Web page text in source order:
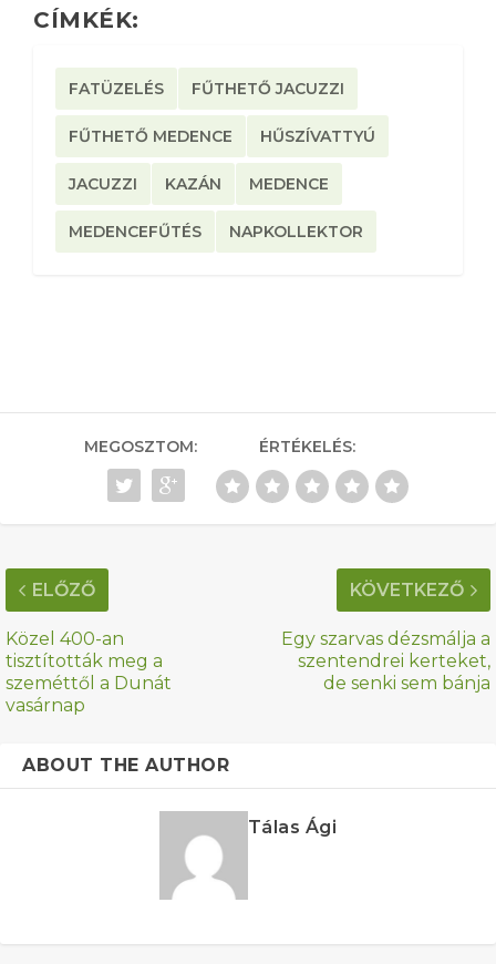
CÍMKÉK:
FATÜZELÉS FŰTHETŐ JACUZZI
FŰTHETŐ MEDENCE HŰSZÍVATTYÚ
JACUZZI KAZÁN MEDENCE
MEDENCEFŰTÉS NAPKOLLEKTOR
MEGOSZTOM: ÉRTÉKELÉS:
ELŐZŐ
Közel 400-an
tisztították meg a
szeméttől a Dunát
vasárnap
KÖVETKEZŐ
Egy szarvas dézsmálja a
szentendrei kerteket,
de senki sem bánja
ABOUT THE AUTHOR
Tálas Ági